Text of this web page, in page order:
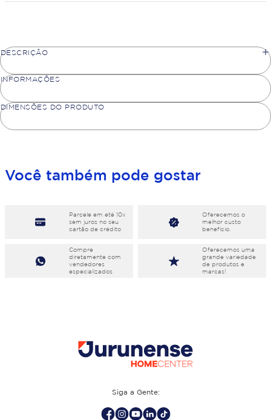
DESCRIÇÃO
INFORMAÇÕES
DIMENSÕES DO PRODUTO
Você também pode gostar
Parcele em eté 10x
sem juros no seu
cartão de crédito
Oferecemos o
melhor custo
benefício.
Compre
diretamente com
vendedores
especializados
Oferecemos uma
grande variedade
de produtos e
marcas!
Siga a Gente: